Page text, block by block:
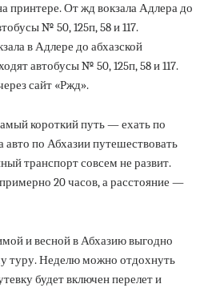
принтере. От жд вокзала Адлера до
№ 50, 125п, 58 и 117.
в Адлере до абхазской
автобусы № 50, 125п, 58 и 117.
сайт «Ржд».
короткий путь — ехать по
по Абхазии путешествовать
транспорт совсем не развит.
20 часов, а расстояние —
и весной в Абхазию выгодно
туру. Неделю можно отдохнуть
будет включен перелет и